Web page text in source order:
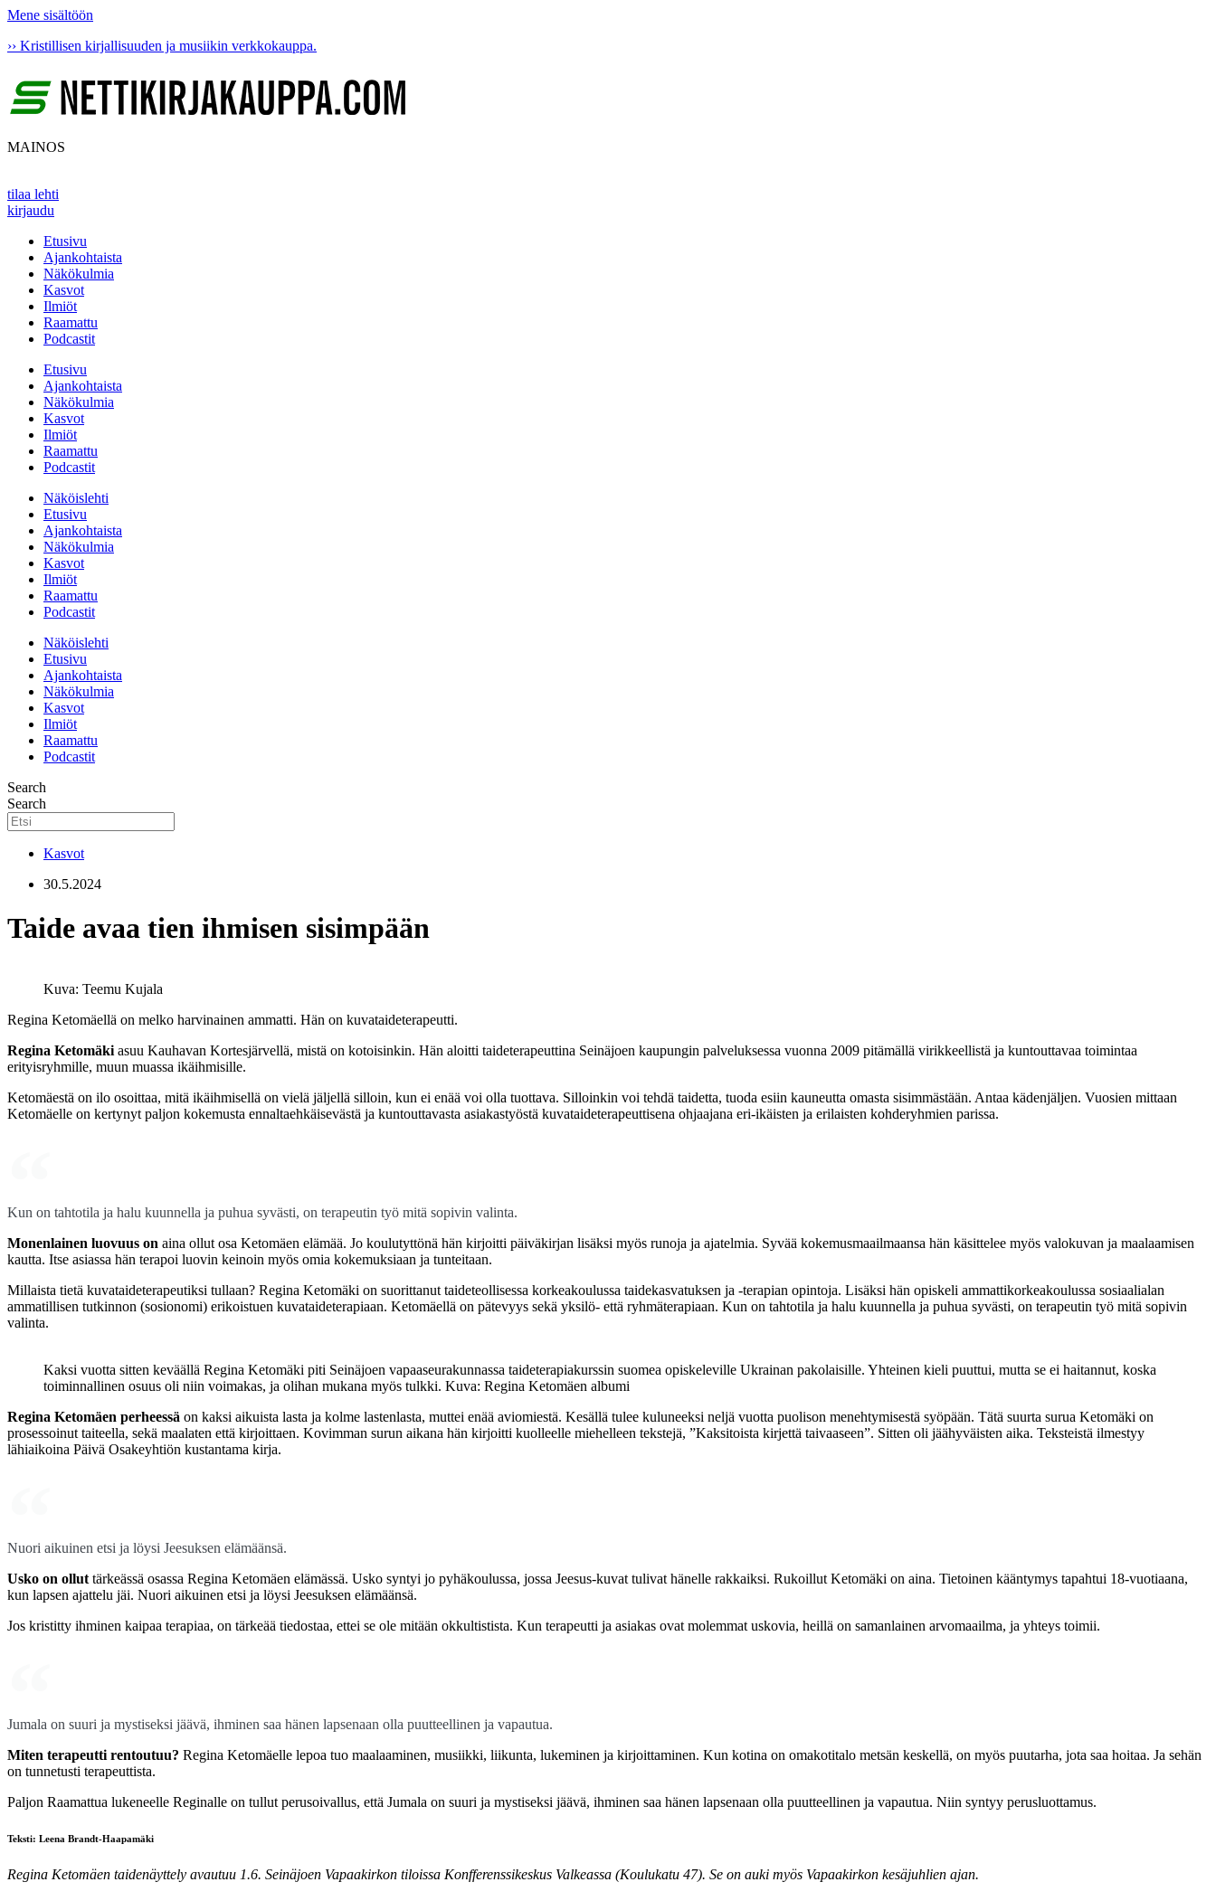
Mene sisältöön
›› Kristillisen kirjallisuuden ja musiikin verkkokauppa.
MAINOS
tilaa lehti
kirjaudu
Etusivu
Ajankohtaista
Näkökulmia
Kasvot
Ilmiöt
Raamattu
Podcastit
Etusivu
Ajankohtaista
Näkökulmia
Kasvot
Ilmiöt
Raamattu
Podcastit
Näköislehti
Etusivu
Ajankohtaista
Näkökulmia
Kasvot
Ilmiöt
Raamattu
Podcastit
Näköislehti
Etusivu
Ajankohtaista
Näkökulmia
Kasvot
Ilmiöt
Raamattu
Podcastit
Search
Search
Kasvot
30.5.2024
Taide avaa tien ihmisen sisimpään
Kuva: Teemu Kujala
Regina Ketomäellä on melko harvinainen ammatti. Hän on kuvataideterapeutti.
Regina Ketomäki asuu Kauhavan Kortesjärvellä, mistä on kotoisinkin. Hän aloitti taideterapeuttina Seinäjoen kaupungin palveluksessa vuonna 2009 pitämällä virikkeellistä ja kuntouttavaa toimintaa
erityisryhmille, muun muassa ikäihmisille.
Ketomäestä on ilo osoittaa, mitä ikäihmisellä on vielä jäljellä silloin, kun ei enää voi olla tuottava. Silloinkin voi tehdä taidetta, tuoda esiin kauneutta omasta sisimmästään. Antaa kädenjäljen. Vuosien mittaan
Ketomäelle on kertynyt paljon kokemusta ennaltaehkäisevästä ja kuntouttavasta asiakastyöstä kuvataideterapeuttisena ohjaajana eri-ikäisten ja erilaisten kohderyhmien parissa.
Kun on tahtotila ja halu kuunnella ja puhua syvästi, on terapeutin työ mitä sopivin valinta.
Monenlainen luovuus on aina ollut osa Ketomäen elämää. Jo koulutyttönä hän kirjoitti päiväkirjan lisäksi myös runoja ja ajatelmia. Syvää kokemusmaailmaansa hän käsittelee myös valokuvan ja maalaamisen
kautta. Itse asiassa hän terapoi luovin keinoin myös omia kokemuksiaan ja tunteitaan.
Millaista tietä kuvataideterapeutiksi tullaan? Regina Ketomäki on suorittanut taideteollisessa korkeakoulussa taidekasvatuksen ja -terapian opintoja. Lisäksi hän opiskeli ammattikorkeakoulussa sosiaalialan
ammatillisen tutkinnon (sosionomi) erikoistuen kuvataideterapiaan. Ketomäellä on pätevyys sekä yksilö- että ryhmäterapiaan. Kun on tahtotila ja halu kuunnella ja puhua syvästi, on terapeutin työ mitä sopivin
valinta.
Kaksi vuotta sitten keväällä Regina Ketomäki piti Seinäjoen vapaaseurakunnassa taideterapiakurssin suomea opiskeleville Ukrainan pakolaisille. Yhteinen kieli puuttui, mutta se ei haitannut, koska
toiminnallinen osuus oli niin voimakas, ja olihan mukana myös tulkki. Kuva: Regina Ketomäen albumi
Regina Ketomäen perheessä on kaksi aikuista lasta ja kolme lastenlasta, muttei enää aviomiestä. Kesällä tulee kuluneeksi neljä vuotta puolison menehtymisestä syöpään. Tätä suurta surua Ketomäki on
prosessoinut taiteella, sekä maalaten että kirjoittaen. Kovimman surun aikana hän kirjoitti kuolleelle miehelleen tekstejä, ”Kaksitoista kirjettä taivaaseen”. Sitten oli jäähyväisten aika. Teksteistä ilmestyy
lähiaikoina Päivä Osakeyhtiön kustantama kirja.
Nuori aikuinen etsi ja löysi Jeesuksen elämäänsä.
Usko on ollut tärkeässä osassa Regina Ketomäen elämässä. Usko syntyi jo pyhäkoulussa, jossa Jeesus-kuvat tulivat hänelle rakkaiksi. Rukoillut Ketomäki on aina. Tietoinen kääntymys tapahtui 18-vuotiaana,
kun lapsen ajattelu jäi. Nuori aikuinen etsi ja löysi Jeesuksen elämäänsä.
Jos kristitty ihminen kaipaa terapiaa, on tärkeää tiedostaa, ettei se ole mitään okkultistista. Kun terapeutti ja asiakas ovat molemmat uskovia, heillä on samanlainen arvomaailma, ja yhteys toimii.
Jumala on suuri ja mystiseksi jäävä, ihminen saa hänen lapsenaan olla puutteellinen ja vapautua.
Miten terapeutti rentoutuu? Regina Ketomäelle lepoa tuo maalaaminen, musiikki, liikunta, lukeminen ja kirjoittaminen. Kun kotina on omakotitalo metsän keskellä, on myös puutarha, jota saa hoitaa. Ja sehän
on tunnetusti terapeuttista.
Paljon Raamattua lukeneelle Reginalle on tullut perusoivallus, että Jumala on suuri ja mystiseksi jäävä, ihminen saa hänen lapsenaan olla puutteellinen ja vapautua. Niin syntyy perusluottamus.
Teksti: Leena Brandt-Haapamäki
Regina Ketomäen taidenäyttely avautuu 1.6. Seinäjoen Vapaakirkon tiloissa Konfferenssikeskus Valkeassa (Koulukatu 47). Se on auki myös Vapaakirkon kesäjuhlien ajan.